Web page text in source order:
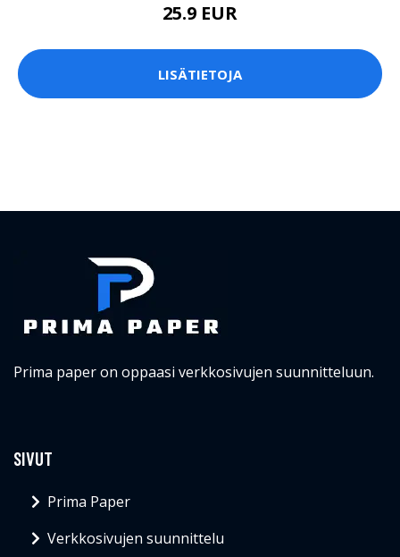
25.9 EUR
LISÄTIETOJA
Prima paper on oppaasi verkkosivujen suunnitteluun.
SIVUT
Prima Paper
Verkkosivujen suunnittelu